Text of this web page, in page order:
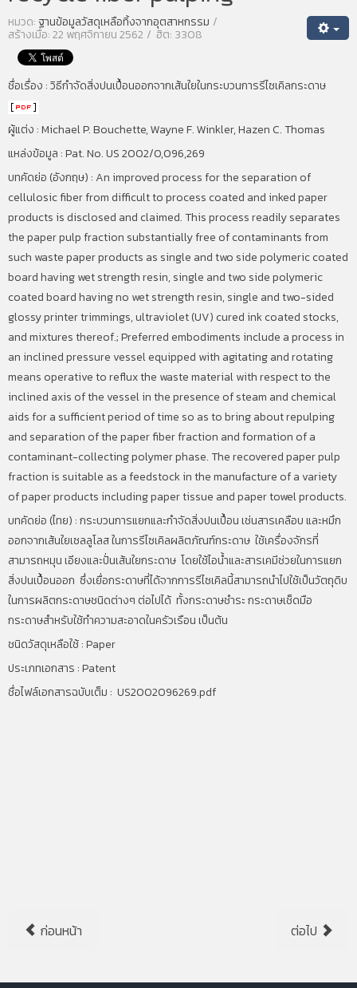
หมวด:ฐานข้อมูลวัสดุเหลือทิ้งจากอุตสาหกรรม
สร้างเมื่อ: 22 พฤศจิกายน 2562 ฮิต: 3308
ชื่อเรื่อง :วิธีกำจัดสิ่งปนเปื้อนออกจากเส้นใยในกระบวนการรีไซเคิลกระดาษ
ผู้แต่ง : Michael P. Bouchette, Wayne F. Winkler, Hazen C. Thomas
แหล่งข้อมูล : Pat. No. US 2002/0,096,269
บทคัดย่อ (อังกฤษ) : An improved process for the separation of
cellulosic fiber from difficult to process coated and inked paper
products is disclosed and claimed. This process readily separates
the paper pulp fraction substantially free of contaminants from
such waste paper products as single and two side polymeric coated
board having wet strength resin, single and two side polymeric
coated board having no wet strength resin, single and two-sided
glossy printer trimmings, ultraviolet (UV) cured ink coated stocks,
and mixtures thereof.; Preferred embodiments include a process in
an inclined pressure vessel equipped with agitating and rotating
means operative to reflux the waste material with respect to the
inclined axis of the vessel in the presence of steam and chemical
aids for a sufficient period of time so as to bring about repulping
and separation of the paper fiber fraction and formation of a
contaminant-collecting polymer phase. The recovered paper pulp
fraction is suitable as a feedstock in the manufacture of a variety
of paper products including paper tissue and paper towel products.
บทคัดย่อ (ไทย) :กระบวนการแยกและกำจัดสิ่งปนเปื้อน เช่นสารเคลือบ และหมึก
ออกจากเส้นใยเซลลูโลส ในการรีไซเคิลผลิตภัณฑ์กระดาษ ใช้เครื่องจักรที่
สามารถหมุน เอียงและปั่นเส้นใยกระดาษ โดยใช้ไอน้ำและสารเคมีช่วยในการแยก
สิ่งปนเปื้อนออก ซึ่งเยื่อกระดาษที่ได้จากการรีไซเคิลนี้สามารถนำไปใช้เป็นวัตถุดิบ
ในการผลิตกระดาษชนิดต่างๆ ต่อไปได้ ทั้งกระดาษชำระ กระดาษเช็ดมือ
กระดาษสำหรับใช้ทำความสะอาดในครัวเรือน เป็นต้น
ชนิดวัสดุเหลือใช้ : Paper
ประเภทเอกสาร : Patent
ชื่อไฟล์เอกสารฉบับเต็ม : US2002096269.pdf
ก่อนหน้า ต่อไป